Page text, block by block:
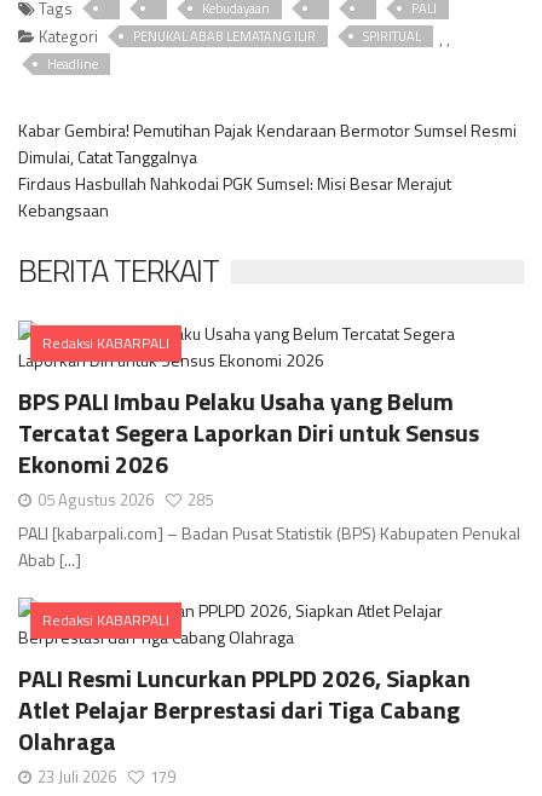
Tags Kebudayaan PALI
Kategori PENUKAL ABAB LEMATANG ILIR ,
SPIRITUAL ,
Headline
Kabar Gembira! Pemutihan Pajak Kendaraan Bermotor Sumsel Resmi
Dimulai, Catat Tanggalnya
Firdaus Hasbullah Nahkodai PGK Sumsel: Misi Besar Merajut
Kebangsaan
BERITA TERKAIT
Redaksi KABARPALI
BPS PALI Imbau Pelaku Usaha yang Belum
Tercatat Segera Laporkan Diri untuk Sensus
Ekonomi 2026
05 Agustus 2026 285
PALI [kabarpali.com] – Badan Pusat Statistik (BPS) Kabupaten Penukal
Abab [...]
Redaksi KABARPALI
PALI Resmi Luncurkan PPLPD 2026, Siapkan
Atlet Pelajar Berprestasi dari Tiga Cabang
Olahraga
23 Juli 2026 179